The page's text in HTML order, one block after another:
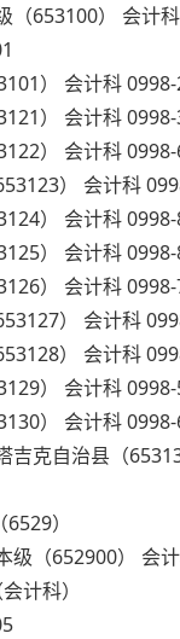
（653100） 会计
） 会计科
） 会计科
） 会计科
） 会计科
） 会计科
） 会计科
） 会计科
） 会计科
） 会计科
） 会计科
） 会计科
吉克自治县（
）
级（652900） 会
计科）